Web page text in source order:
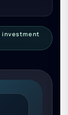
investment